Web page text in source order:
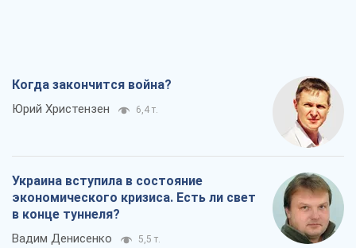
Когда закончится война?
Юрий Христензен 6,4 т.
Украина вступила в состояние
экономического кризиса. Есть ли свет
в конце туннеля?
Вадим Денисенко 5,5 т.